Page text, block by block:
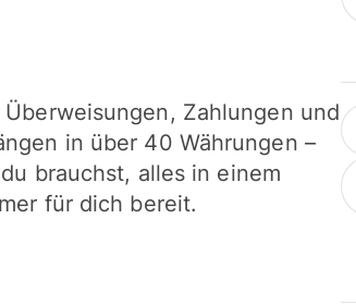
Zahlungen und
in über 40 Währungen –
brauchst, alles in einem
für dich bereit.